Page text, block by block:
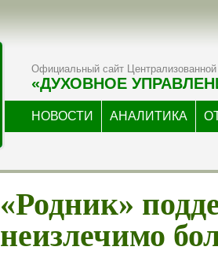
Официальный сайт Централизованной
«ДУХОВНОЕ
НОВОСТИ АНАЛИТИКА
«Родник»
неизлечимо